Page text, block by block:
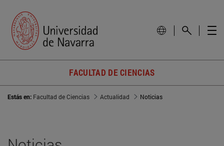
FACULTAD DE CIENCIAS
Estás en: Facultad de Ciencias Actualidad Noticias